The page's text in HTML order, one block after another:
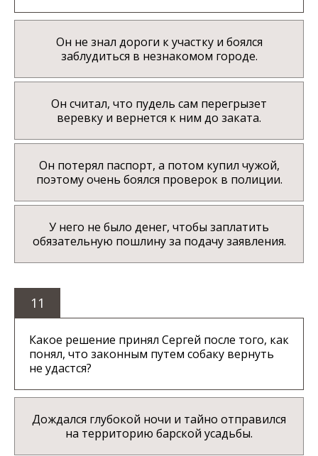
Он не знал дороги к участку и боялся
заблудиться в незнакомом городе.
Он считал, что пудель сам перегрызет
веревку и вернется к ним до заката.
Он потерял паспорт, а потом купил чужой,
поэтому очень боялся проверок в полиции.
У него не было денег, чтобы заплатить
обязательную пошлину за подачу заявления.
11
Какое решение принял Сергей после того, как
понял, что законным путем собаку вернуть
не удастся?
Дождался глубокой ночи и тайно отправился
на территорию барской усадьбы.